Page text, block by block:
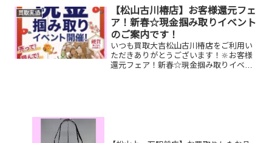
ったままのバッグ、片...
買取実績
【松山古川椿店】お客様還元フェ
ア！新春☆現金掴み取りイベント
のご案内です！
いつも買取大吉松山古川椿店をご利用い
ただきありがとうございます！🔆お客様
還元フェア！新春☆現金掴み取りイベン